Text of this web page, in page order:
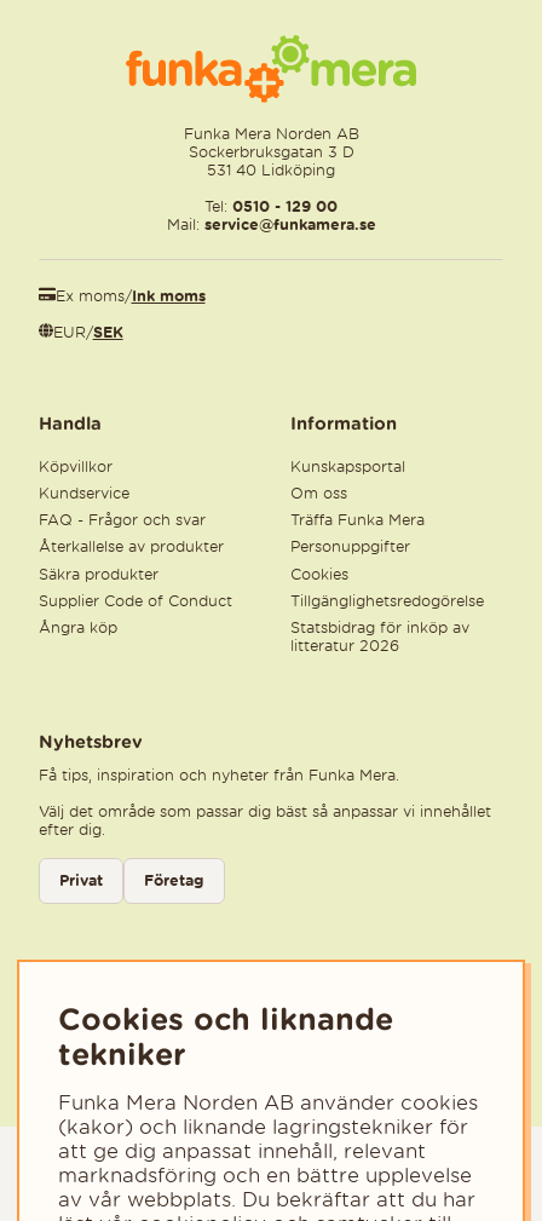
Funka Mera Norden AB
Sockerbruksgatan 3 D
531 40 Lidköping
Tel: 0510 - 129 00
Mail: service@funkamera.se
Ex moms/Ink moms
EUR/SEK
Handla
Köpvillkor
Kundservice
FAQ - Frågor och svar
Återkallelse av produkter
Säkra produkter
Supplier Code of Conduct
Ångra köp
Information
Kunskapsportal
Om oss
Träffa Funka Mera
Personuppgifter
Cookies
Tillgänglighetsredogörelse
Statsbidrag för inköp av
litteratur 2026
Nyhetsbrev
Få tips, inspiration och nyheter från Funka Mera.
Välj det område som passar dig bäst så anpassar vi innehållet
efter dig.
Välj kategori för nyhetsbrev
Privat
Företag
Cookies och liknande
tekniker
Funka Mera Norden AB använder cookies
(kakor) och liknande lagringstekniker för
att ge dig anpassat innehåll, relevant
marknadsföring och en bättre upplevelse
av vår webbplats. Du bekräftar att du har